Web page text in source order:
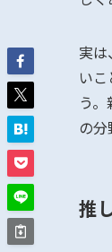
実
い
う
の分
推